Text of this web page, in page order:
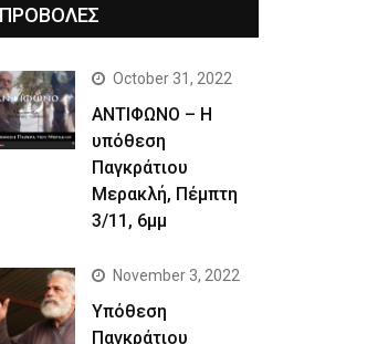
ΠΡΟΒΟΛΕΣ
October 31, 2022
ΑΝΤΙΦΩΝΟ – Η
υπόθεση
Παγκράτιου
Μερακλή, Πέμπτη
3/11, 6μμ
November 3, 2022
Yπόθεση
Παγκράτιου